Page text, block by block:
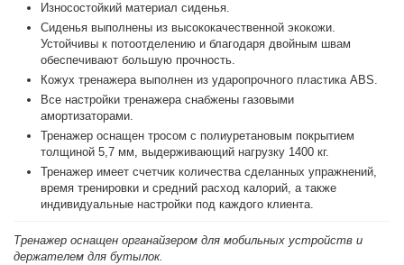
Износостойкий материал сиденья.
Сиденья выполнены из высококачественной экокожи.
Устойчивы к потоотделению и благодаря двойным швам
обеспечивают большую прочность.
Кожух тренажера выполнен из ударопрочного пластика ABS.
Все настройки тренажера снабжены газовыми
амортизаторами.
Тренажер оснащен тросом с полиуретановым покрытием
толщиной 5,7 мм, выдерживающий нагрузку 1400 кг.
Тренажер имеет счетчик количества сделанных упражнений,
время тренировки и средний расход калорий, а также
индивидуальные настройки под каждого клиента.
Тренажер оснащен органайзером для мобильных устройств и
держателем для бутылок.